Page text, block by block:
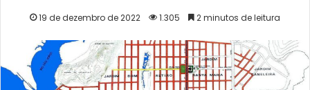
19 de dezembro de 2022 1.305 2 minutos de leitura